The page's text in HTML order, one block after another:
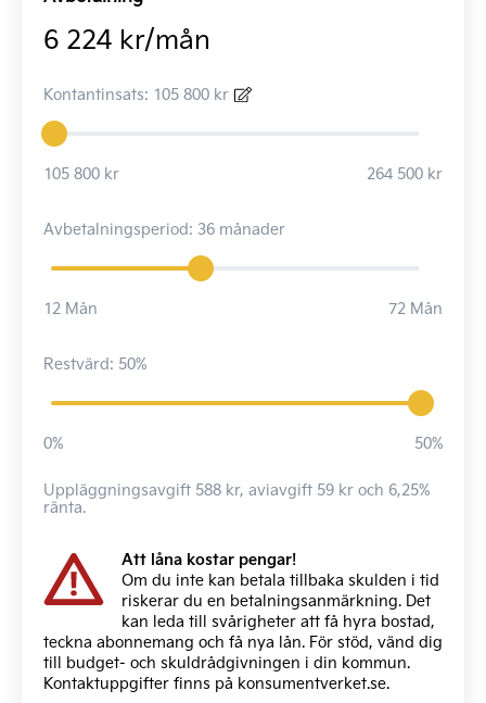
6 224 kr/mån
Kontantinsats: 105 800 kr
105 800 kr 264 500 kr
Avbetalningsperiod: 36 månader
12 Mån 72 Mån
Restvärd: 50%
0% 50%
Uppläggningsavgift 588 kr, aviavgift 59 kr och 6,25%
ränta.
Att låna kostar pengar!
Om du inte kan betala tillbaka skulden i tid
riskerar du en betalningsanmärkning. Det
kan leda till svårigheter att få hyra bostad,
teckna abonnemang och få nya lån. För stöd, vänd dig
till budget- och skuldrådgivningen i din kommun.
Kontaktuppgifter finns på konsumentverket.se.